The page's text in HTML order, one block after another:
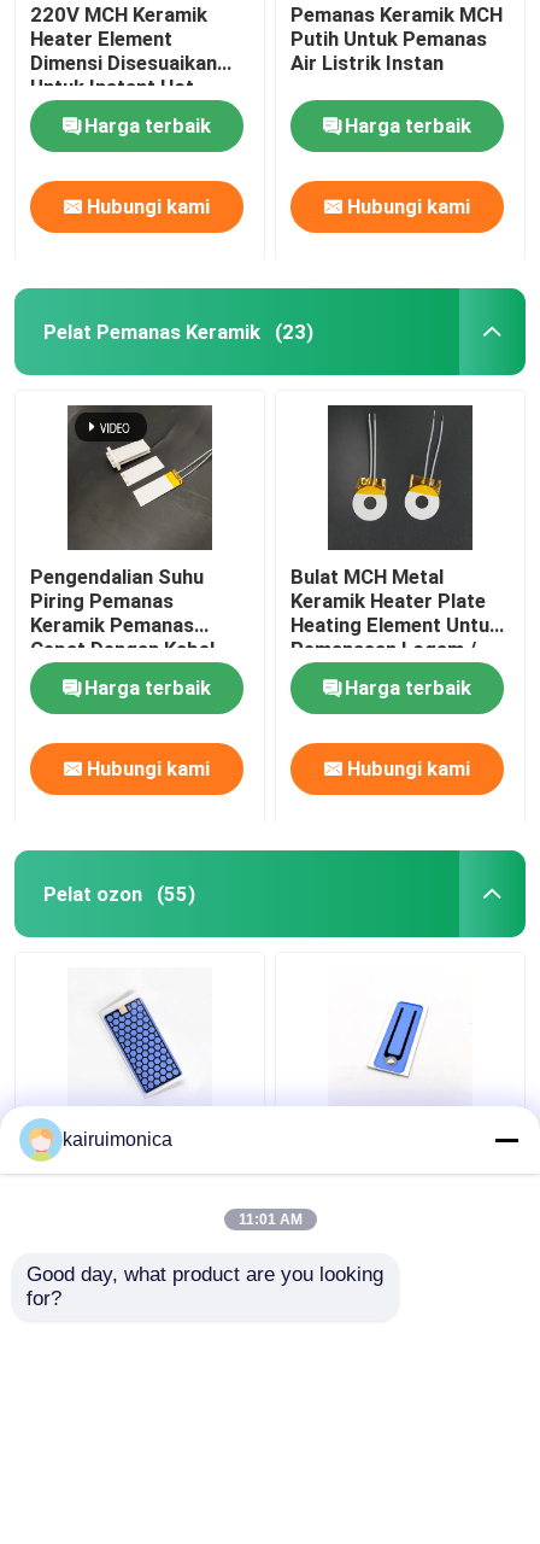
220V MCH Keramik
Heater Element
Dimensi Disesuaikan
Untuk Instant Hot
Water Heater
Harga terbaik
Hubungi kami
Pemanas Keramik MCH
Putih Untuk Pemanas
Air Listrik Instan
Harga terbaik
Hubungi kami
Pelat Pemanas Keramik (23)
Pengendalian Suhu
Piring Pemanas
Keramik Pemanas
Cepat Dengan Kabel
Sensor
Harga terbaik
Hubungi kami
Bulat MCH Metal
Keramik Heater Plate
Heating Element Untuk
Pemanasan Logam /
Cetakan
Harga terbaik
Hubungi kami
Pelat ozon (55)
Kelembaban Proof 5g
Ozone Plate Aluminium
Untuk Ozonator Udara
kairuimonica
11:01 AM
Good day, what product are you looking
for?